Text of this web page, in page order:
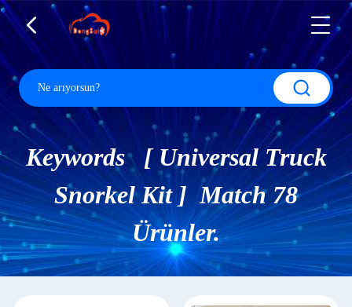
Keywords [ Universal Truck
Snorkel Kit ] Match 78
Ürünler.